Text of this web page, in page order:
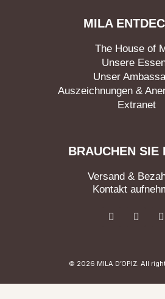
MILA
The House of
Unsere
Unser
Auszeichnungen &
Extranet
BRAUCHEN SIE
Versand &
Kontakt
F
a
o
I
n
g
L
i
© 2026 MILA D’OPIZ. All